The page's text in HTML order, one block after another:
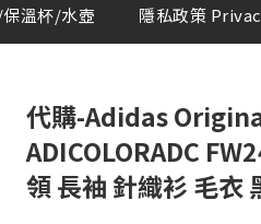
溫杯/水壺 隱私政策
代購-Adidas
ADICOLORADC
領 長袖 針織衫 毛衣